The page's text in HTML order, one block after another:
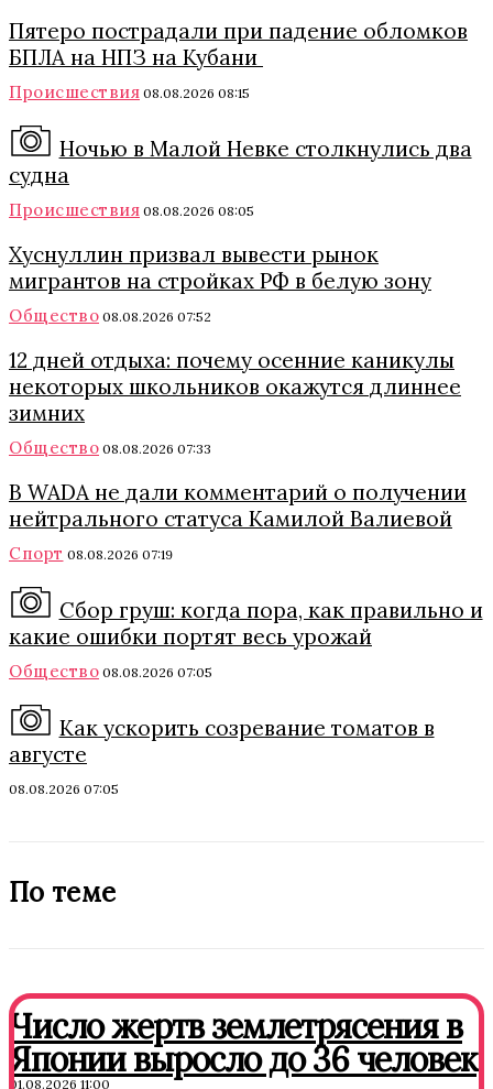
Пятеро пострадали при падение обломков
БПЛА на НПЗ на Кубани
Происшествия 08.08.2026 08:15
Ночью в Малой Невке столкнулись два
судна
Происшествия 08.08.2026 08:05
Хуснуллин призвал вывести рынок
мигрантов на стройках РФ в белую зону
Общество 08.08.2026 07:52
12 дней отдыха: почему осенние каникулы
некоторых школьников окажутся длиннее
зимних
Общество 08.08.2026 07:33
В WADA не дали комментарий о получении
нейтрального статуса Камилой Валиевой
Спорт 08.08.2026 07:19
Сбор груш: когда пора, как правильно и
какие ошибки портят весь урожай
Общество 08.08.2026 07:05
Как ускорить созревание томатов в
августе
08.08.2026 07:05
По теме
Число жертв землетрясения в
Японии выросло до 36 человек
01.08.2026 11:00